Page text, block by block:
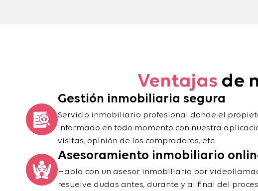
Ventajas de
Gestión inmobiliaria segura
Servicio inmobiliario profesional donde el
informado en todo momento con nuestra
visitas, opinión de los compradores, etc.
Asesoramiento inmobiliario
Habla con un asesor inmobiliario por
resuelve dudas antes, durante y al final del